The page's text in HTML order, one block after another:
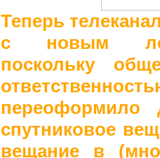
Теперь
с новым
поскольку
спутниковое
вещание в